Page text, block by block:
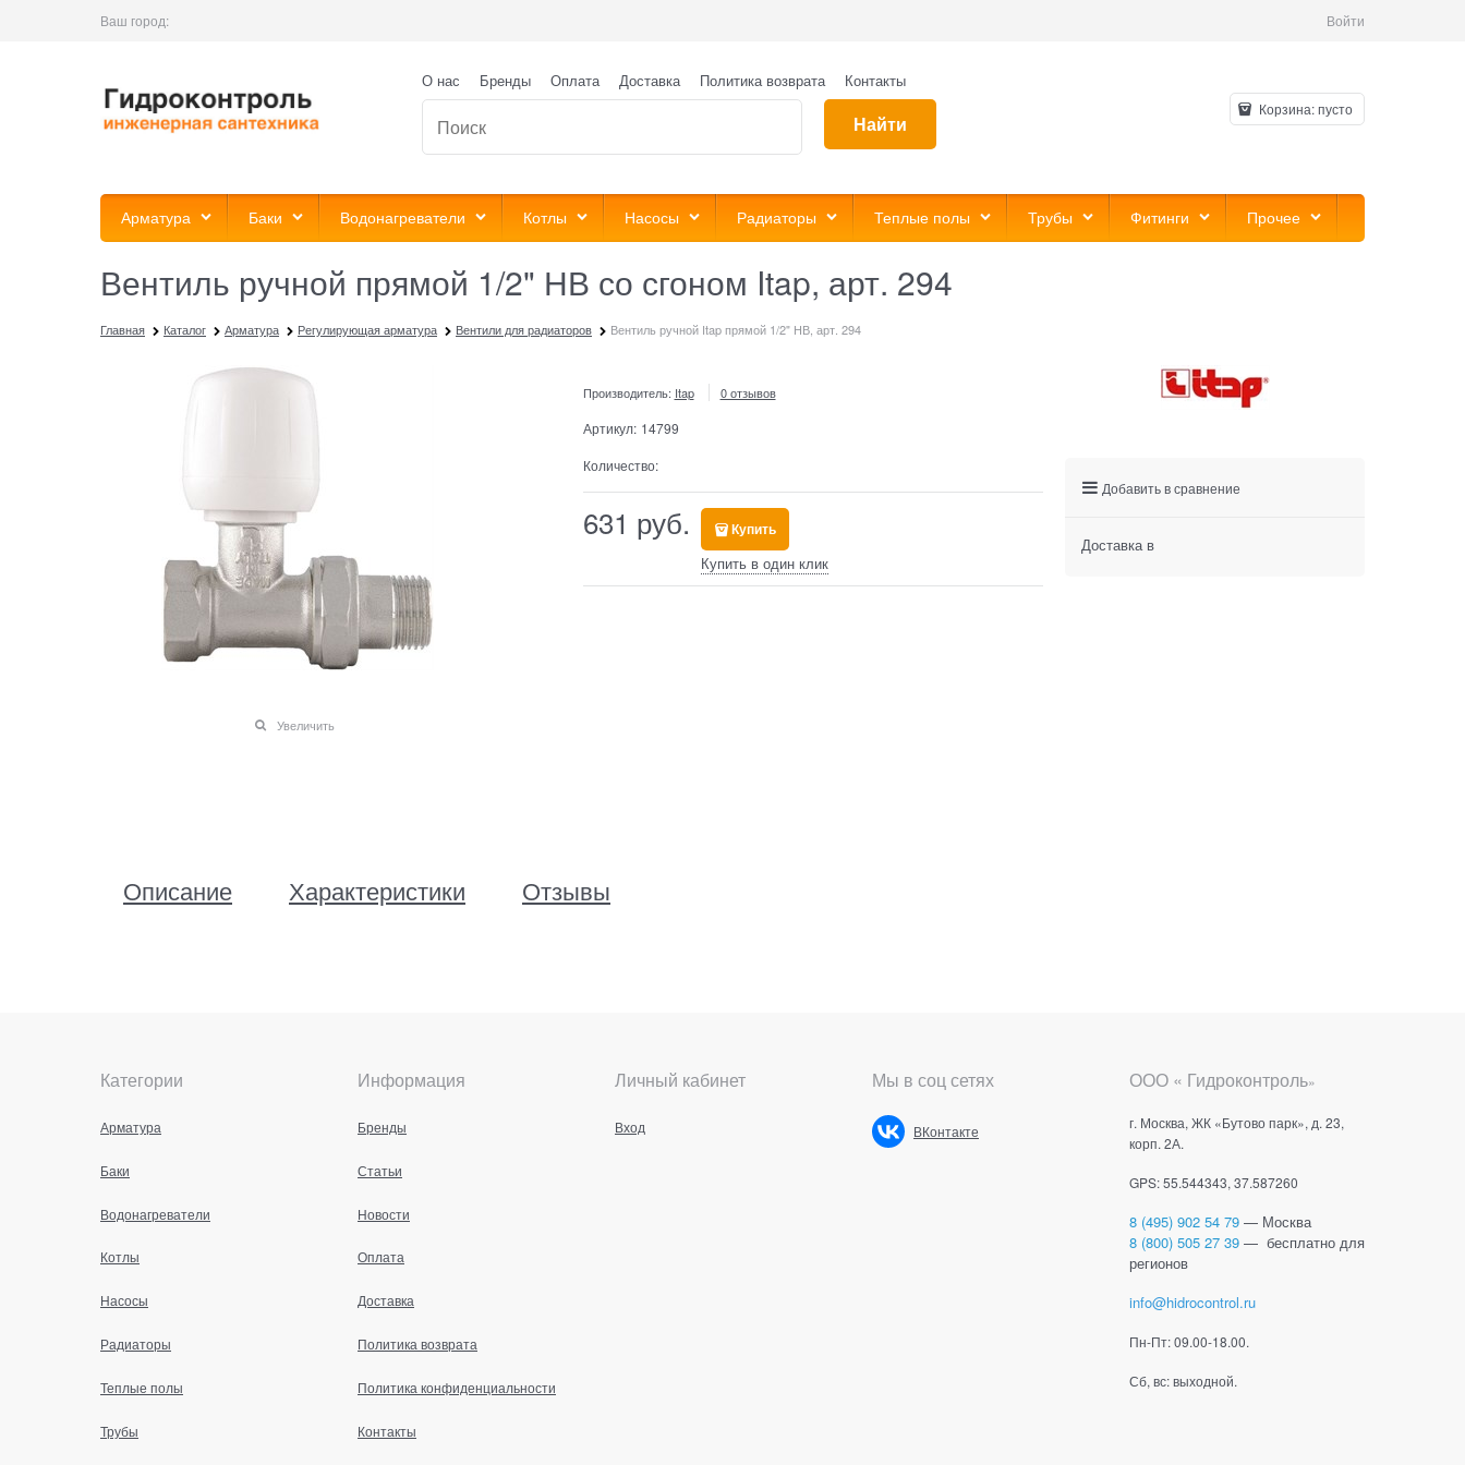
Ваш город: Войти
О нас Бренды Оплата Доставка Политика возврата Контакты
Найти
Корзина:пусто
Арматура Баки Водонагреватели Котлы Насосы Радиаторы Теплые полы Трубы Фитинги Прочее
Вентиль ручной прямой 1/2" НВ со сгоном Itap, арт. 294
Главная Каталог Арматура Регулирующая арматура Вентили для радиаторов Вентиль ручной Itap прямой 1/2" НВ, арт. 294
Увеличить
Производитель: Itap 0 отзывов
Артикул: 14799
Количество:
631 руб. Купить
Купить в один клик
Описание Характеристики Отзывы
Добавить в сравнение
Доставка в
Категории
Арматура
Баки
Водонагреватели
Котлы
Насосы
Радиаторы
Теплые полы
Трубы
Информация
Бренды
Статьи
Новости
Оплата
Доставка
Политика возврата
Политика конфиденциальности
Контакты
Личный кабинет
Вход
Мы в соц сетях
ВКонтакте
ООО « Гидроконтроль»
г. Москва, ЖК «Бутово парк», д. 23,
корп. 2А.
GPS: 55.544343, 37.587260
8 (495) 902 54 79 — Москва
8 (800) 505 27 39 — бесплатно для
регионов
info@hidrocontrol.ru
Пн-Пт: 09.00-18.00.
Сб, вс: выходной.